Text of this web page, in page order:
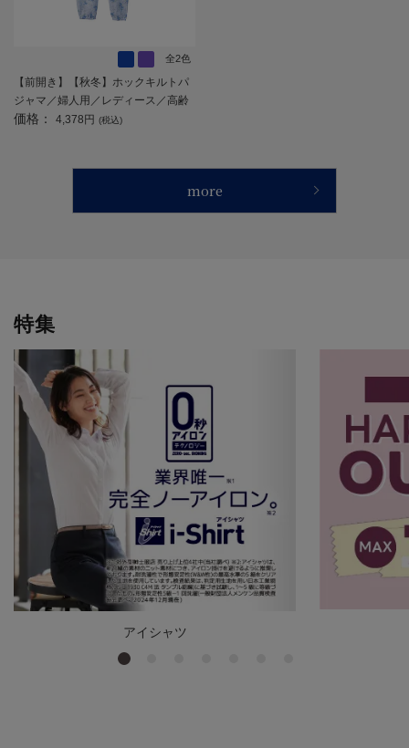
全2色
【前開き】【秋冬】ホックキルトパ
ジャマ／婦人用／レディース／高齢
者／シニア／手口足口ゴム入り／ホ
価格： 4,378円 (税込)
more
特集
アイシャツ